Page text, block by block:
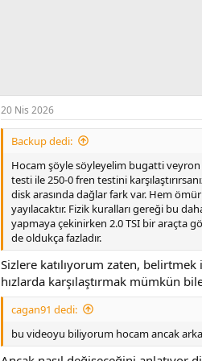
20 Nis 2026
Backup dedi:
Hocam şöyle söyleyelim bugatti veyron
testi ile 250-0 fren testini
disk arasında dağlar fark var. Hem
yayılacaktır. Fizik kuralları gereği bu
yapmaya çekinirken 2.0 TSI bir araçta
de oldukça fazladır.
Sizlere katılıyorum zaten,
hızlarda karşılaştırmak mümkün
cagan91 dedi:
bu videoyu biliyorum hocam ancak